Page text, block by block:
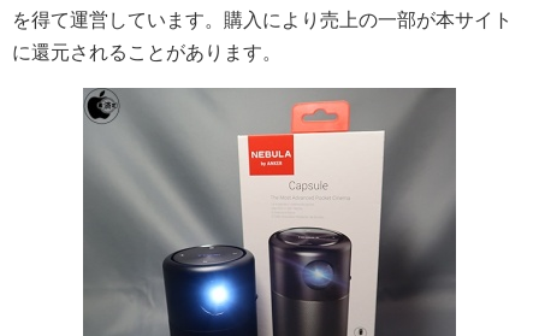
を得て運営しています。購入により売上の一部が本サイト
に還元されることがあります。